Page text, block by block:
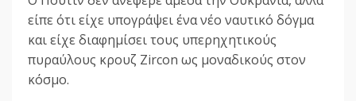
είπε ότι είχε υπογράψει ένα νέο ναυτικό δόγμα
και είχε διαφημίσει τους υπερηχητικούς
πυραύλους κρουζ Zircon ως μοναδικούς στον
κόσμο.